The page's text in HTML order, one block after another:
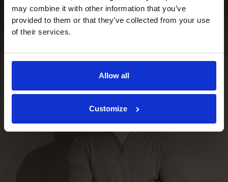
may combine it with other information that you’ve
provided to them or that they’ve collected from your use
of their services.
Allow all
Customize